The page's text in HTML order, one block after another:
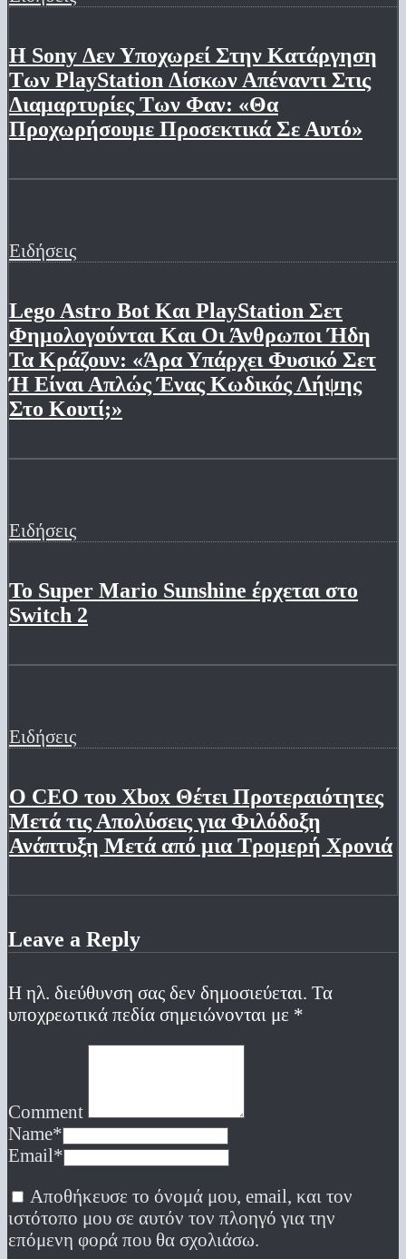
Η Sony Δεν Υποχωρεί Στην Κατάργηση
Των PlayStation Δίσκων Απέναντι Στις
Διαμαρτυρίες Των Φαν: «Θα
Προχωρήσουμε Προσεκτικά Σε Αυτό»
Ειδήσεις
Lego Astro Bot Και PlayStation Σετ
Φημολογούνται Και Οι Άνθρωποι Ήδη
Τα Κράζουν: «Άρα Υπάρχει Φυσικό Σετ
Ή Είναι Απλώς Ένας Κωδικός Λήψης
Στο Κουτί;»
Ειδήσεις
Το Super Mario Sunshine έρχεται στο
Switch 2
Ειδήσεις
Ο CEO του Xbox Θέτει Προτεραιότητες
Μετά τις Απολύσεις για Φιλόδοξη
Ανάπτυξη Μετά από μια Τρομερή Χρονιά
Leave a Reply
Η ηλ. διεύθυνση σας δεν δημοσιεύεται. Τα
υποχρεωτικά πεδία σημειώνονται με *
Comment
Name*
Email*
Αποθήκευσε το όνομά μου, email, και τον
ιστότοπο μου σε αυτόν τον πλοηγό για την
επόμενη φορά που θα σχολιάσω.